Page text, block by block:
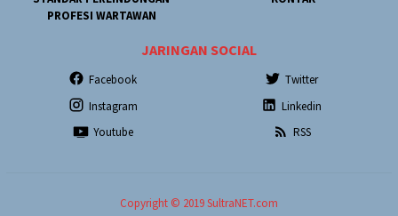
PROFESI WARTAWAN
JARINGAN SOCIAL
Facebook
Twitter
Instagram
Linkedin
Youtube
RSS
Copyright © 2019 SultraNET.com